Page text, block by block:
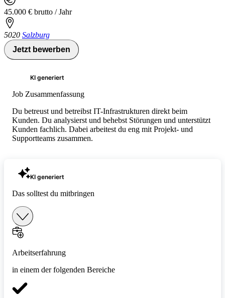
45.000 € brutto / Jahr
5020 Salzburg
Jetzt bewerben
KI generiert
Job Zusammenfassung
Du betreust und betreibst IT-Infrastrukturen direkt beim
Kunden. Du analysierst und behebst Störungen und unterstützt
Kunden fachlich. Dabei arbeitest du eng mit Projekt- und
Supportteams zusammen.
KI generiert
Das solltest du mitbringen
Arbeitserfahrung
in einem der folgenden Bereiche